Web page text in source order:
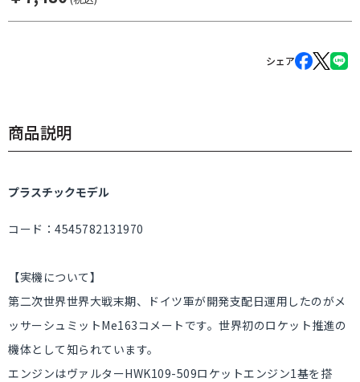
シェア
商品説明
プラスチックモデル
コード：4545782131970
【実機について】
第二次世界世界大戦末期、ドイツ軍が開発支配日運用したのがメ
ッサーシュミットMe163コメートです。世界初のロケット推進の
機体として知られています。
エンジンはヴァルターHWK109-509ロケットエンジン1基を搭